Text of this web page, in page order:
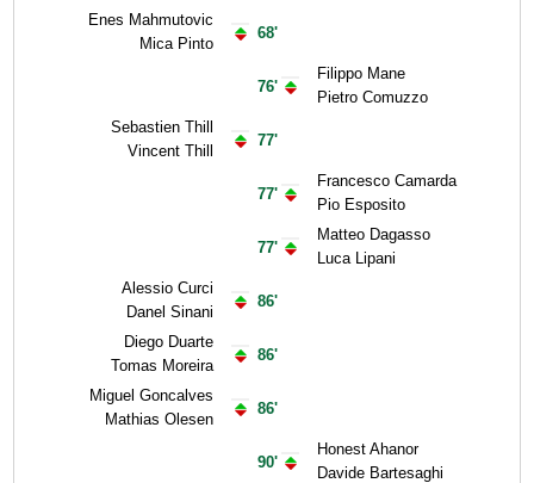
Enes Mahmutovic
Mica Pinto
Sebastien Thill
Vincent Thill
Alessio Curci
Danel Sinani
Diego Duarte
Tomas Moreira
Miguel Goncalves
Mathias Olesen
68'
76'
77'
77'
77'
86'
86'
86'
90'
Filippo Mane
Pietro Comuzzo
Francesco Camarda
Pio Esposito
Matteo Dagasso
Luca Lipani
Honest Ahanor
Davide Bartesaghi